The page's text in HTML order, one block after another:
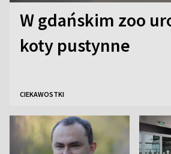
W gdańskim zoo
koty pustynne
CIEKAWOSTKI